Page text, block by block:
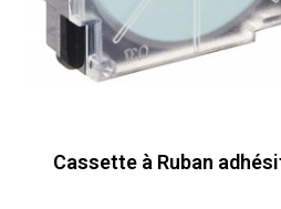
Cassette à Ruban